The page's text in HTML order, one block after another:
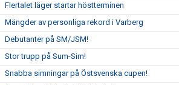
Flertalet läger startar höstterminen
Mängder av personliga rekord i Varberg
Debutanter på SM/JSM!
Stor trupp på Sum-Sim!
Snabba simningar på Östsvenska cupen!